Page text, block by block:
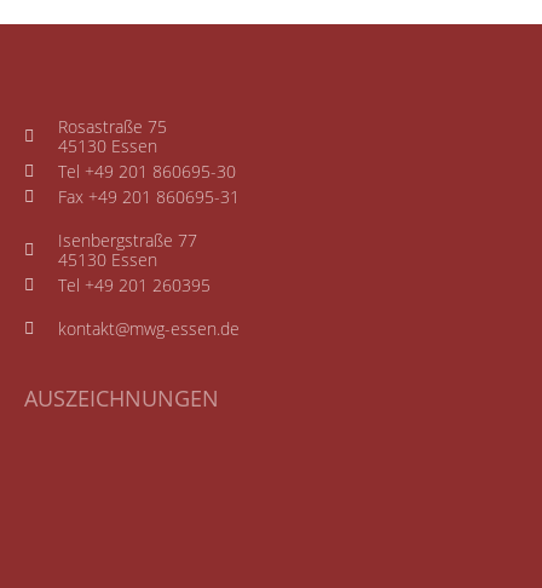
Rosastraße 75
45130 Essen
Tel +49 201 860695-30
Fax +49 201 860695-31
Isenbergstraße 77
45130 Essen
Tel +49 201 260395
kontakt@mwg-essen.de
AUSZEICHNUNGEN